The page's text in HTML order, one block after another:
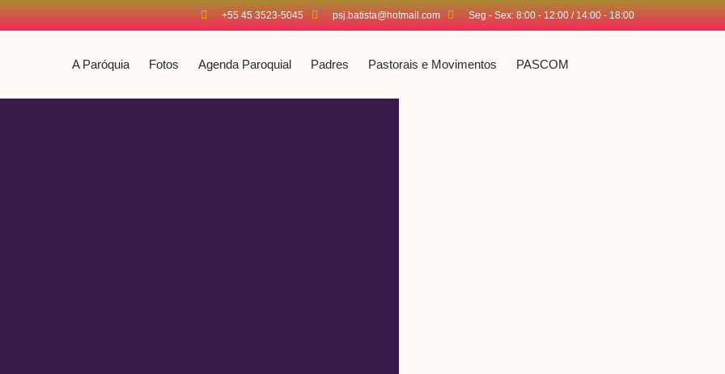
+55 45 3523-5045 psj.batista@hotmail.com Seg - Sex: 8:00 - 12:00 / 14:00 - 18:00
A Paróquia Fotos Agenda Paroquial Padres Pastorais e Movimentos PASCOM